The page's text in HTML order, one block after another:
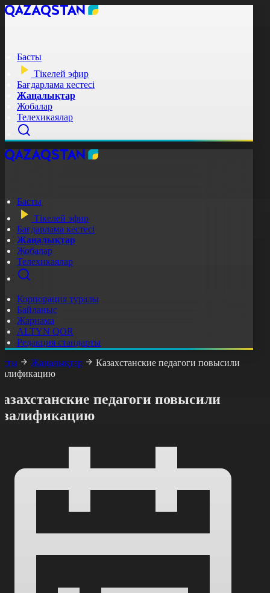
Басты
Тікелей эфир
Бағдарлама кестесі
Жаңалықтар
Жобалар
Телехикаялар
Басты
Тікелей эфир
Бағдарлама кестесі
Жаңалықтар
Жобалар
Телехикаялар
Корпорация туралы
Байланыс
Жарнама
ALTYN QOR
Редакция стандарты
Жаңалықтар
Казахстанские педагоги повысили
педагоги повысили